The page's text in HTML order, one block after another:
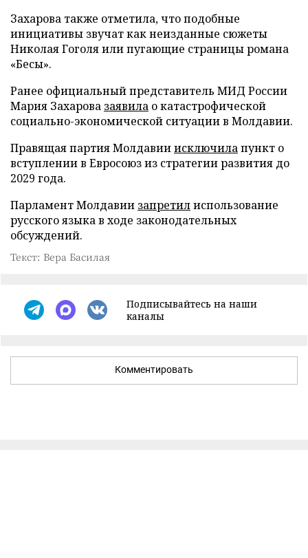
Захарова также отметила, что подобные
инициативы звучат как неизданные сюжеты
Николая Гоголя или пугающие страницы романа
«Бесы».
Ранее официальный представитель МИД России
Мария Захарова заявила о катастрофической
социально-экономической ситуации в Молдавии.
Правящая партия Молдавииисключилапункт о
вступлении в Евросоюз из стратегии развития до
2029 года.
Парламент Молдавии запретилиспользование
русского языка в ходе законодательных
обсуждений.
Текст: Вера Басилая
Подписывайтесь на наши
каналы
Комментировать